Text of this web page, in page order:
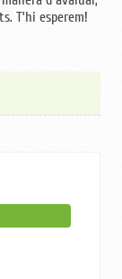
T’hi esperem!